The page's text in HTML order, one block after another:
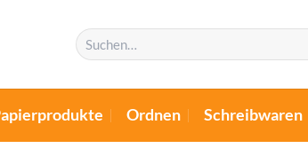
Suchen
nach:
Ordnen Schreibwaren